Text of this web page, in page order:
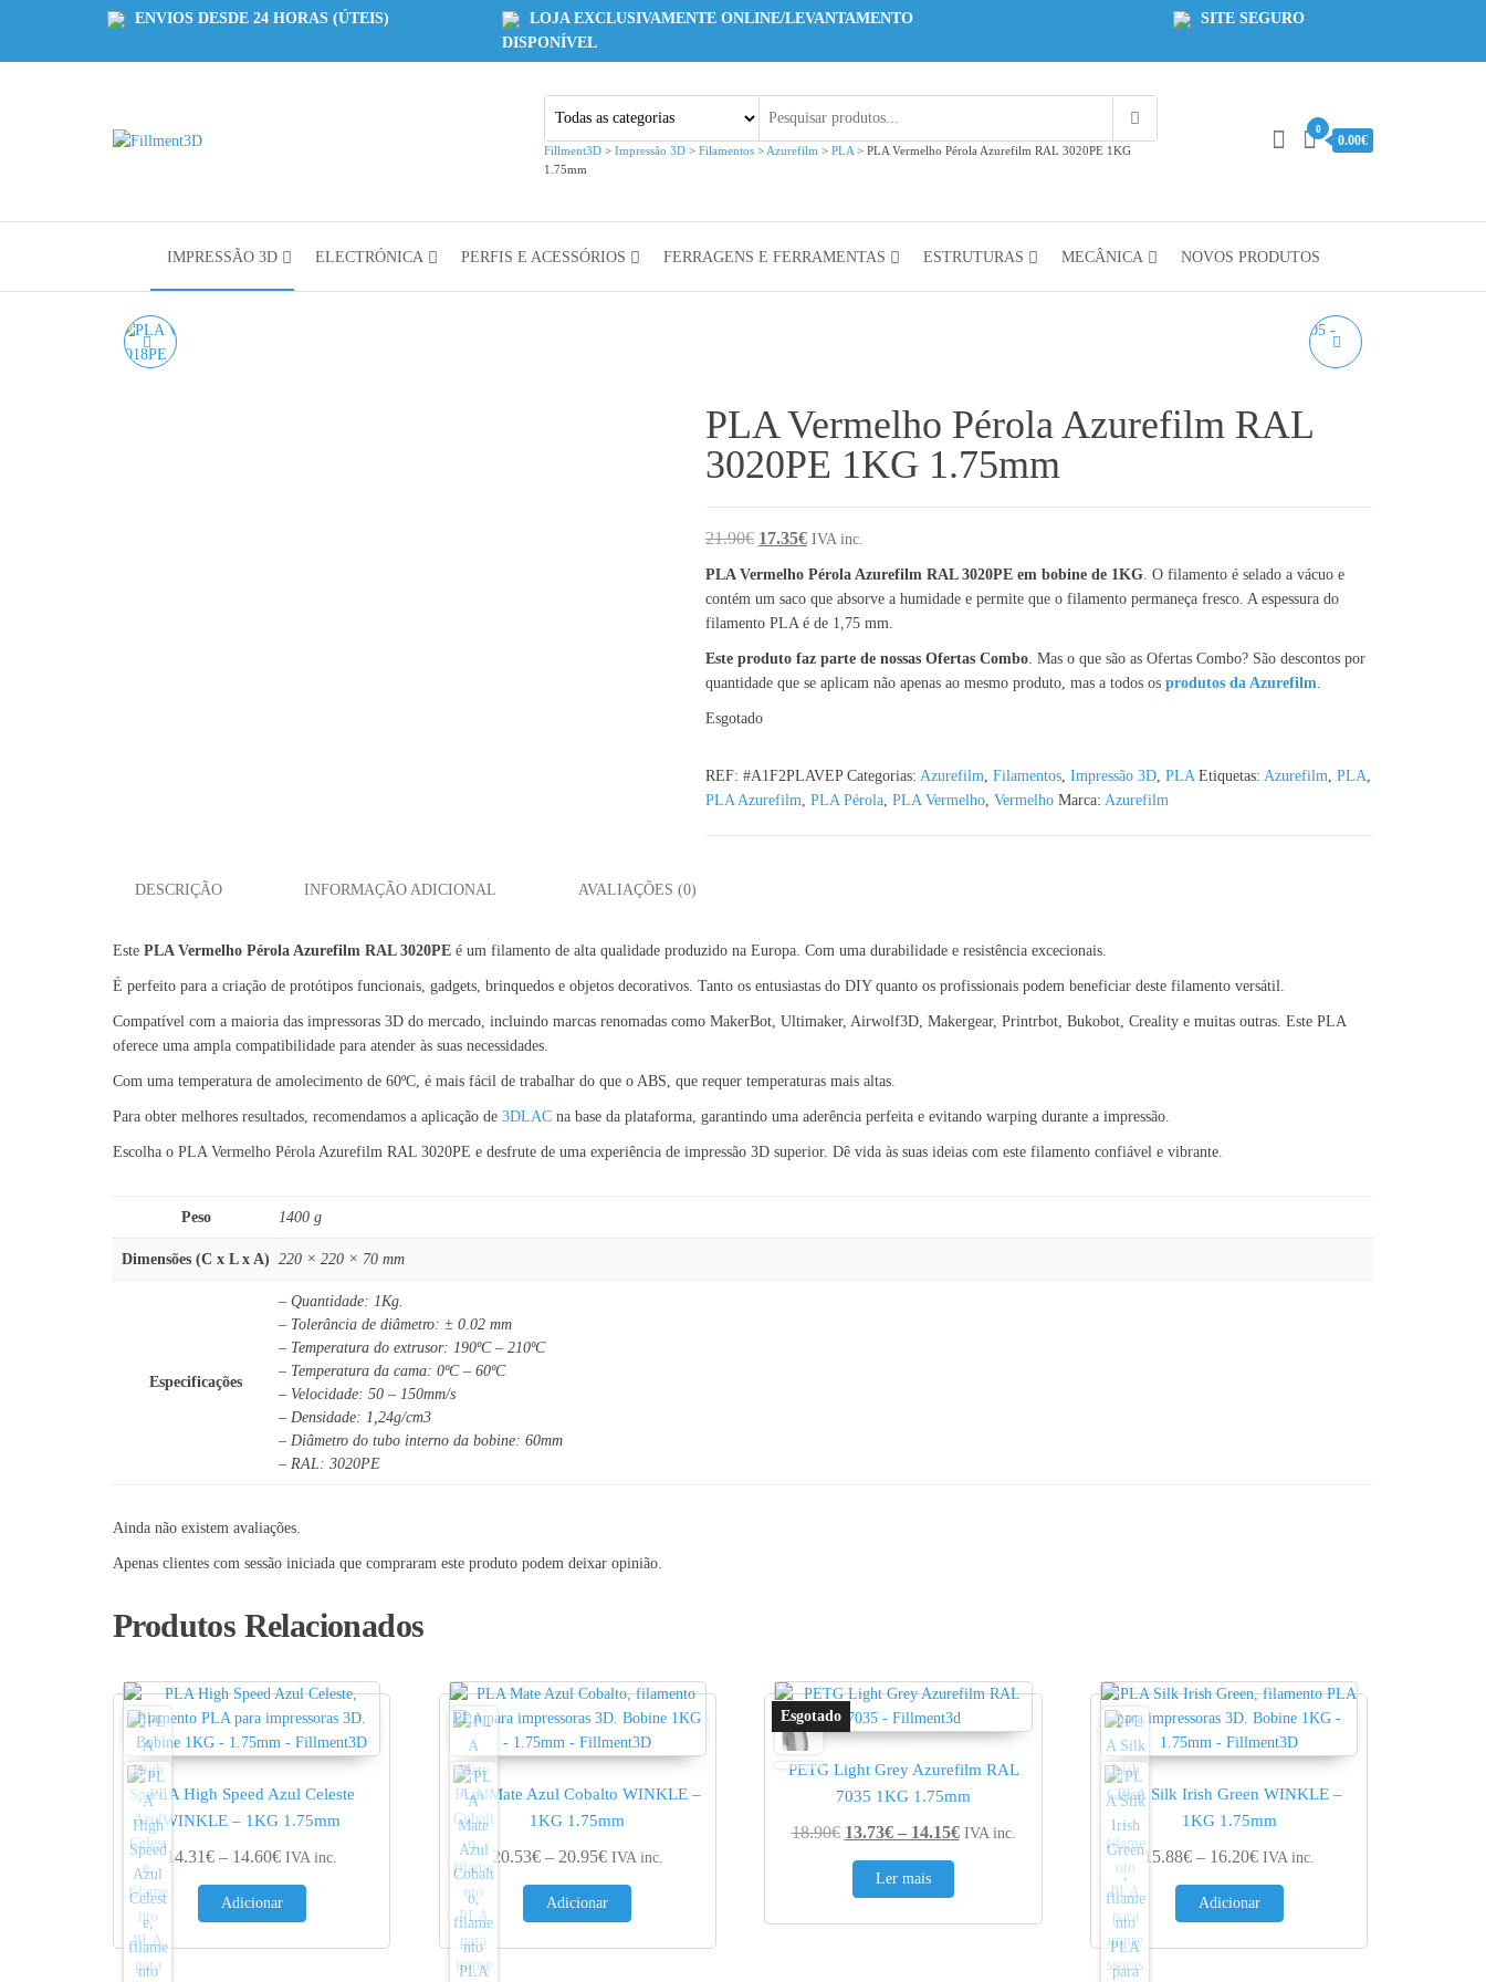
ENVIOS DESDE 24 HORAS (ÚTEIS)
LOJA EXCLUSIVAMENTE ONLINE/LEVANTAMENTO
DISPONÍVEL
SITE SEGURO
Fillment3D > Impressão 3D > Filamentos > Azurefilm > PLA > PLA Vermelho Pérola Azurefilm RAL 3020PE 1KG
1.75mm
0
0.00€
IMPRESSÃO 3D ELECTRÓNICA PERFIS E ACESSÓRIOS FERRAGENS E FERRAMENTAS ESTRUTURAS MECÂNICA NOVOS PRODUTOS
PLA Vermelho Pérola Azurefilm RAL
3020PE 1KG 1.75mm
21.90€ O preço original era: 21.90€.
17.35€O preço atual é: 17.35€.
IVA inc.
PLA Vermelho Pérola Azurefilm RAL 3020PE em bobine de 1KG. O filamento é selado a vácuo e
contém um saco que absorve a humidade e permite que o filamento permaneça fresco. A espessura do
filamento PLA é de 1,75 mm.
Este produto faz parte de nossas Ofertas Combo. Mas o que são as Ofertas Combo? São descontos por
quantidade que se aplicam não apenas ao mesmo produto, mas a todos os produtos da Azurefilm.
Esgotado
REF: #A1F2PLAVEP Categorias: Azurefilm, Filamentos, Impressão 3D, PLA Etiquetas: Azurefilm, PLA,
PLA Azurefilm, PLA Pérola, PLA Vermelho, Vermelho Marca: Azurefilm
DESCRIÇÃO INFORMAÇÃO ADICIONAL AVALIAÇÕES (0)
Este PLA Vermelho Pérola Azurefilm RAL 3020PE é um filamento de alta qualidade produzido na Europa. Com uma durabilidade e resistência excecionais.
É perfeito para a criação de protótipos funcionais, gadgets, brinquedos e objetos decorativos. Tanto os entusiastas do DIY quanto os profissionais podem beneficiar deste filamento versátil.
Compatível com a maioria das impressoras 3D do mercado, incluindo marcas renomadas como MakerBot, Ultimaker, Airwolf3D, Makergear, Printrbot, Bukobot, Creality e muitas outras. Este PLA
oferece uma ampla compatibilidade para atender às suas necessidades.
Com uma temperatura de amolecimento de 60ºC, é mais fácil de trabalhar do que o ABS, que requer temperaturas mais altas.
Para obter melhores resultados, recomendamos a aplicação de 3DLAC na base da plataforma, garantindo uma aderência perfeita e evitando warping durante a impressão.
Escolha o PLA Vermelho Pérola Azurefilm RAL 3020PE e desfrute de uma experiência de impressão 3D superior. Dê vida às suas ideias com este filamento confiável e vibrante.
Peso 1400 g
Dimensões (C x L x A) 220 × 220 × 70 mm
Especificações
– Quantidade: 1Kg.
– Tolerância de diâmetro: ± 0.02 mm
– Temperatura do extrusor: 190ºC – 210ºC
– Temperatura da cama: 0ºC – 60ºC
– Velocidade: 50 – 150mm/s
– Densidade: 1,24g/cm3
– Diâmetro do tubo interno da bobine: 60mm
– RAL: 3020PE
Ainda não existem avaliações.
Apenas clientes com sessão iniciada que compraram este produto podem deixar opinião.
Produtos Relacionados
PLA High Speed Azul Celeste
WINKLE – 1KG 1.75mm
14.31€ – 14.60€Price range: 14.31€ through 14.60€
IVA inc.
Adicionar
PLA Mate Azul Cobalto WINKLE –
1KG 1.75mm
20.53€ – 20.95€Price range: 20.53€ through 20.95€
IVA inc.
Adicionar
PETG Light Grey Azurefilm RAL
7035 1KG 1.75mm
18.90€ 13.73€ – 14.15€Price range: 13.73€ through 14.15€
IVA inc.
Ler mais
PLA Silk Irish Green WINKLE –
1KG 1.75mm
15.88€ – 16.20€Price range: 15.88€ through
IVA inc.
Adicionar